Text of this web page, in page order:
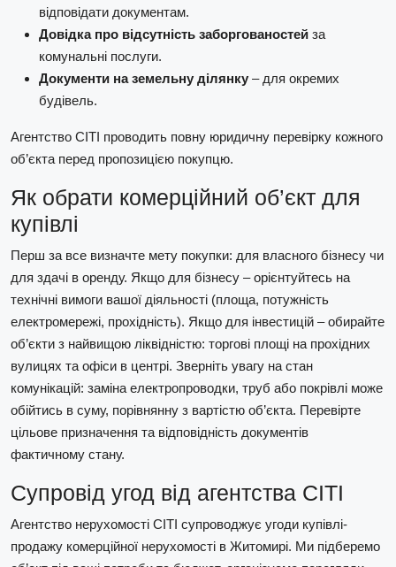
відповідати документам.
Довідка про відсутність заборгованостей за
комунальні послуги.
Документи на земельну ділянку – для окремих
будівель.
Агентство СІТІ проводить повну юридичну перевірку кожного
об’єкта перед пропозицією покупцю.
Як обрати комерційний об’єкт для
купівлі
Перш за все визначте мету покупки: для власного бізнесу чи
для здачі в оренду. Якщо для бізнесу – орієнтуйтесь на
технічні вимоги вашої діяльності (площа, потужність
електромережі, прохідність). Якщо для інвестицій – обирайте
об’єкти з найвищою ліквідністю: торгові площі на прохідних
вулицях та офіси в центрі. Зверніть увагу на стан
комунікацій: заміна електропроводки, труб або покрівлі може
обійтись в суму, порівнянну з вартістю об’єкта. Перевірте
цільове призначення та відповідність документів
фактичному стану.
Супровід угод від агентства СІТІ
Агентство нерухомості СІТІ супроводжує угоди купівлі-
продажу комерційної нерухомості в Житомирі. Ми підберемо